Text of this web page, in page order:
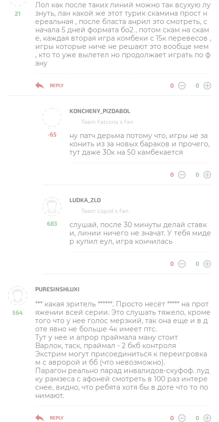
21
-
Лол как после таких линий можно так всухую лу
знуть, лан какой же этот турик скамина прост н
ереальная , после бласта анрил это смотреть, с
начала 5 дней формата бо2 , потом скам на скам
е, каждая вторая игра комбеки с 15к перевесов ,
игры которые ниче не решают это вообще мем
, кто то уже вылетел но продолжает играть по ф
ану
REPLY 0 0
-65
-
KONCHENY_PIZDABOL
Team Falcons s fan
ну патч дерьма потому что, игры не за
конить из за новых бараков и прочего,
тут даже 30к на 50 камбекается
0 0
683
-
LUDKA_ZLO
Team Liquid s fan
слушай, после 30 минуты делай ставк
и, линии ничего не значат. У тебя миде
р купил еул, игра кончилась
0 0
564
-
PURESINSHLUXI
*** какая эритель ******. Просто несёт ***** на прот
яжении всей серии. Это слушать тяжело, кроме
того что у нее голос мерзкий, так она еще и в д
оте явно не больше 4к имеет птс.
Тут у нее и апрор праймала ману стоит
Варлок, таск, праймал - 2 бкб контроля
Экстрим могут присоединиться к переигровка
м с авророй и бб (что невозможно).
Парагон реально парад инвалидов-скуфоф. луд
ку рамзеса с афоней смотреть в 100 раз интере
снее, видно, что ребята хотя бы в доте что то по
нимают.
REPLY 0 0